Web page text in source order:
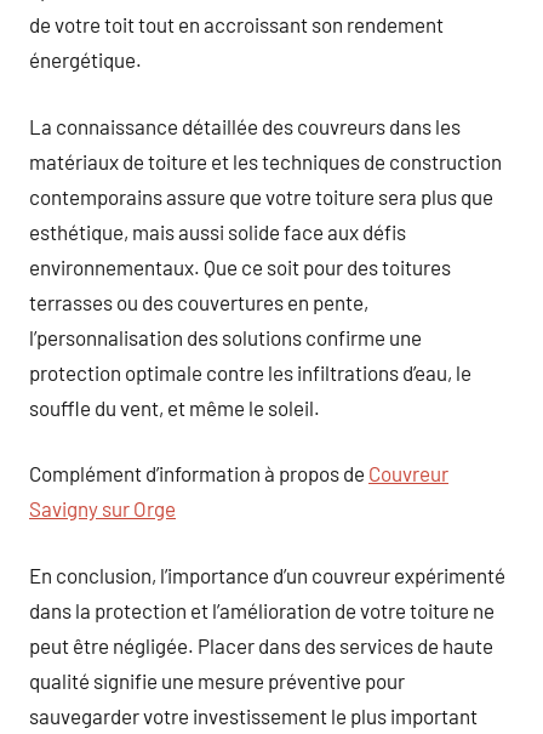
de votre toit tout en accroissant son rendement
énergétique.
La connaissance détaillée des couvreurs dans les
matériaux de toiture et les techniques de construction
contemporains assure que votre toiture sera plus que
esthétique, mais aussi solide face aux défis
environnementaux. Que ce soit pour des toitures
terrasses ou des couvertures en pente,
l’personnalisation des solutions confirme une
protection optimale contre les infiltrations d’eau, le
souffle du vent, et même le soleil.
Complément d’information à propos de Couvreur
Savigny sur Orge
En conclusion, l’importance d’un couvreur expérimenté
dans la protection et l’amélioration de votre toiture ne
peut être négligée. Placer dans des services de haute
qualité signifie une mesure préventive pour
sauvegarder votre investissement le plus important